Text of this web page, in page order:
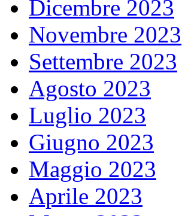
Dicembre 2023
Novembre 2023
Settembre 2023
Agosto 2023
Luglio 2023
Giugno 2023
Maggio 2023
Aprile 2023